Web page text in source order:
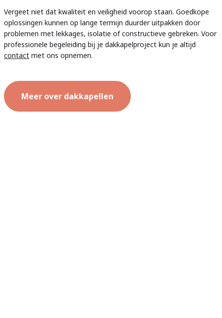
Vergeet niet dat kwaliteit en veiligheid voorop staan. Goedkope
oplossingen kunnen op lange termijn duurder uitpakken door
problemen met lekkages, isolatie of constructieve gebreken. Voor
professionele begeleiding bij je dakkapelproject kun je altijd
contact met ons opnemen.
Meer over dakkapellen